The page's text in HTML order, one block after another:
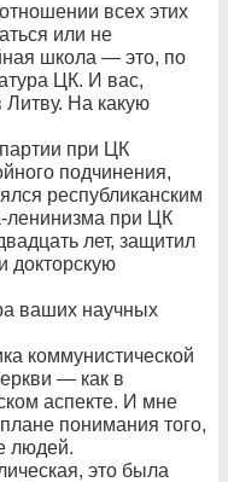
всех этих
или не
школа — это, по
ЦК. И вас,
Литву. На какую
при ЦК
подчинения,
республиканским
ленинизма при ЦК
лет, защитил
докторскую
ваших научных
коммунистической
— как в
аспекте. И мне
понимания того,
людей.
это была